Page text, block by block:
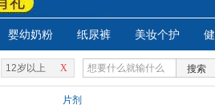
婴幼奶粉 纸尿裤 美妆个护
X
12岁以上 搜索
片剂